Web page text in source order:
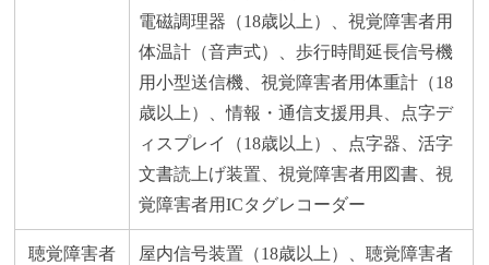
電磁調理器（18歳以上）、視覚障害者用
体温計（音声式）、歩行時間延長信号機
用小型送信機、視覚障害者用体重計（18
歳以上）、情報・通信支援用具、点字デ
ィスプレイ（18歳以上）、点字器、活字
文書読上げ装置、視覚障害者用図書、視
覚障害者用ICタグレコーダー
聴覚障害者
屋内信号装置（18歳以上）、聴覚障害者